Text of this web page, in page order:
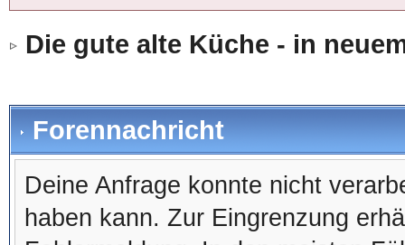
Die gute alte Küche - in
Forennachricht
Deine Anfrage konnte nicht
haben kann. Zur Eingrenzung